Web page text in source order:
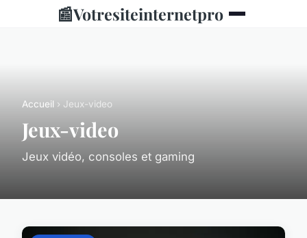
📰Votresiteinternetpro
Accueil › Jeux-video
Jeux-video
Jeux vidéo, consoles et gaming